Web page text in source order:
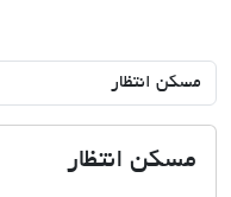
مسکن انتظار